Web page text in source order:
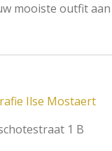
mooiste outfit
Ilse Mostaert
1 B